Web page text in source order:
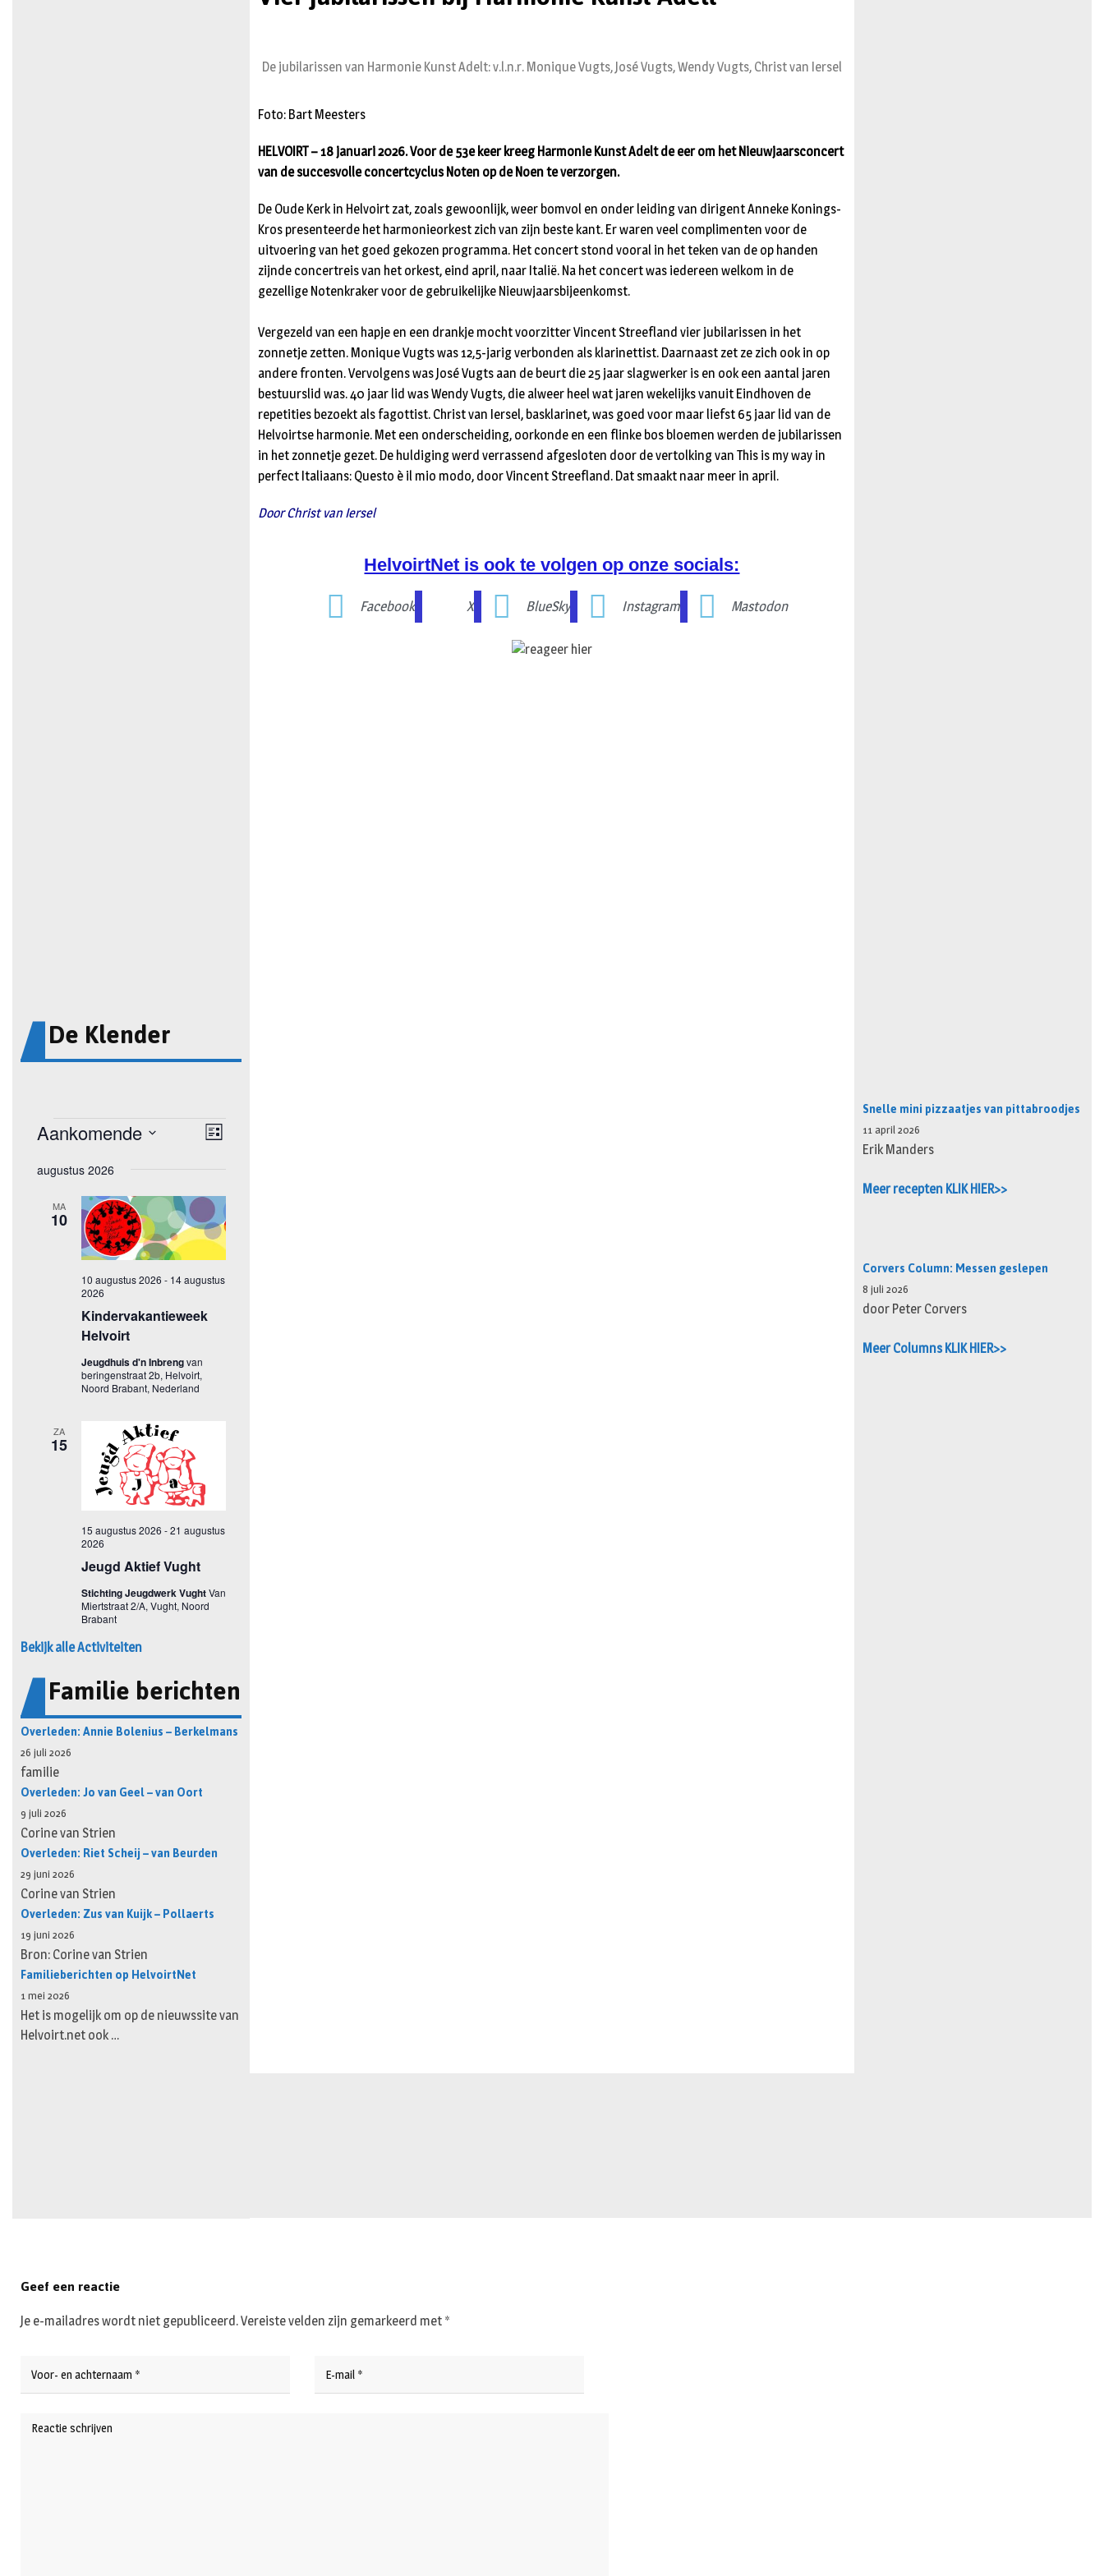
De Klender
Bekijk alle Activiteiten
Familie berichten
Overleden: Annie Bolenius – Berkelmans
26 juli 2026
familie
Overleden: Jo van Geel – van Oort
9 juli 2026
Corine van Strien
Overleden: Riet Scheij – van Beurden
29 juni 2026
Corine van Strien
Overleden: Zus van Kuijk – Pollaerts
19 juni 2026
Bron: Corine van Strien
Familieberichten op HelvoirtNet
1 mei 2026
Het is mogelijk om op de nieuwssite van
Helvoirt.net ook …
De jubilarissen van Harmonie Kunst Adelt: v.l.n.r. Monique Vugts, José Vugts, Wendy Vugts, Christ van Iersel
Foto: Bart Meesters
HELVOIRT – 18 januari 2026. Voor de 53e keer kreeg Harmonie Kunst Adelt de eer om het Nieuwjaarsconcert
van de succesvolle concertcyclus Noten op de Noen te verzorgen.
De Oude Kerk in Helvoirt zat, zoals gewoonlijk, weer bomvol en onder leiding van dirigent Anneke Konings-
Kros presenteerde het harmonieorkest zich van zijn beste kant. Er waren veel complimenten voor de
uitvoering van het goed gekozen programma. Het concert stond vooral in het teken van de op handen
zijnde concertreis van het orkest, eind april, naar Italië. Na het concert was iedereen welkom in de
gezellige Notenkraker voor de gebruikelijke Nieuwjaarsbijeenkomst.
Vergezeld van een hapje en een drankje mocht voorzitter Vincent Streefland vier jubilarissen in het
zonnetje zetten. Monique Vugts was 12,5-jarig verbonden als klarinettist. Daarnaast zet ze zich ook in op
andere fronten. Vervolgens was José Vugts aan de beurt die 25 jaar slagwerker is en ook een aantal jaren
bestuurslid was. 40 jaar lid was Wendy Vugts, die alweer heel wat jaren wekelijks vanuit Eindhoven de
repetities bezoekt als fagottist. Christ van Iersel, basklarinet, was goed voor maar liefst 65 jaar lid van de
Helvoirtse harmonie. Met een onderscheiding, oorkonde en een flinke bos bloemen werden de jubilarissen
in het zonnetje gezet. De huldiging werd verrassend afgesloten door de vertolking van This is my way in
perfect Italiaans: Questo è il mio modo, door Vincent Streefland. Dat smaakt naar meer in april.
Door Christ van Iersel
HelvoirtNet is ook te volgen op onze socials:
Facebook X BlueSky Instagram Mastodon
Snelle mini pizzaatjes van pittabroodjes
11 april 2026
Erik Manders
Meer recepten KLIK HIER>>
Corvers Column: Messen geslepen
8 juli 2026
door Peter Corvers
Meer Columns KLIK HIER>>
Geef een reactie
Je e-mailadres wordt niet gepubliceerd.Vereiste velden zijn gemarkeerd met *